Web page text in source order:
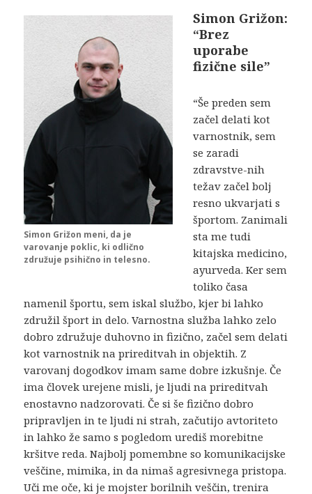
Simon Grižon meni, da je
varovanje poklic, ki odlično
združuje psihično in telesno.
Simon Grižon:
“Brez
uporabe
fizične sile”
“Še preden sem
začel delati kot
varnostnik, sem
se zaradi
zdravstve-nih
težav začel bolj
resno ukvarjati s
športom. Zanimali
sta me tudi
kitajska medicino,
ayurveda. Ker sem
toliko časa
namenil športu, sem iskal službo, kjer bi lahko
združil šport in delo. Varnostna služba lahko zelo
dobro združuje duhovno in fizično, začel sem delati
kot varnostnik na prireditvah in objektih. Z
varovanj dogodkov imam same dobre izkušnje. Če
ima človek urejene misli, je ljudi na prireditvah
enostavno nadzorovati. Če si še fizično dobro
pripravljen in te ljudi ni strah, začutijo avtoriteto
in lahko že samo s pogledom urediš morebitne
kršitve reda. Najbolj pomembne so komunikacijske
veščine, mimika, in da nimaš agresivnega pristopa.
Uči me oče, ki je mojster borilnih veščin, trenira